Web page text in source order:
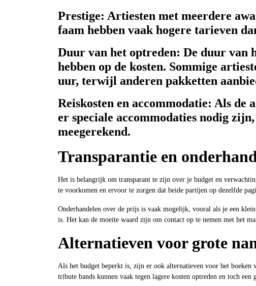
Prestige: Artiesten met meerdere
faam hebben vaak hogere tarieven
Duur van het optreden: De duur van
hebben op de kosten. Sommige
uur, terwijl anderen pakketten
Reiskosten en accommodatie: Als de
er speciale accommodaties nodig
meegerekend.
Transparantie en
Het is belangrijk om transparant te zijn over je budget en
te voorkomen en ervoor te zorgen dat beide partijen op dezelfde
Onderhandelen over de prijs is vaak mogelijk, vooral als je een
is. Het kan de moeite waard zijn om contact op te nemen met het
Alternatieven voor grote
Als het budget beperkt is, zijn er ook alternatieven voor het boeken
tribute bands kunnen vaak tegen lagere kosten optreden en toch een